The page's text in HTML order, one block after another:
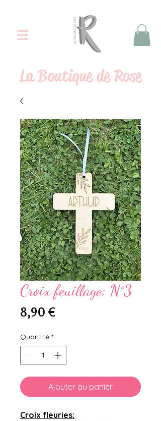
LaBoutique de Rose
Croix feuillage: N°3
8,90 €Prix
Quantité *
Ajouter au panier
Croix fleuries: